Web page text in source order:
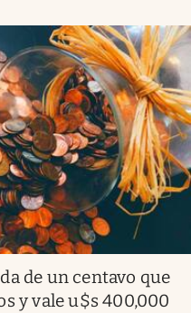
de un centavo que
y vale u$s 400,000